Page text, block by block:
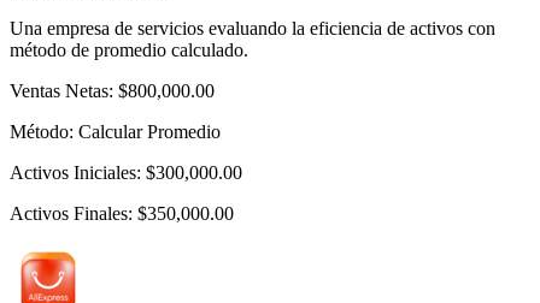
Una empresa de servicios evaluando la eficiencia de activos con
método de promedio calculado.
Ventas Netas: $800,000.00
Método: Calcular Promedio
Activos Iniciales: $300,000.00
Activos Finales: $350,000.00